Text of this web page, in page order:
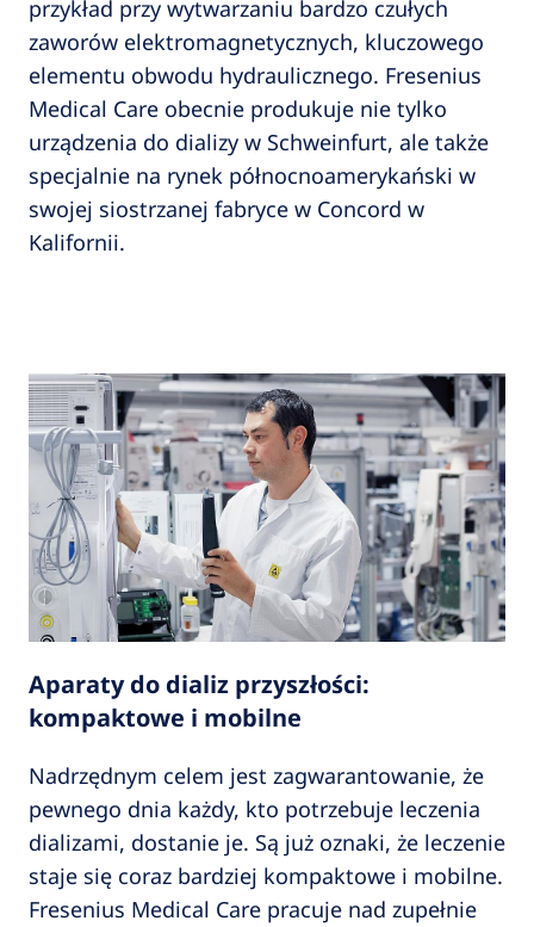
przykład przy wytwarzaniu bardzo czułych
zaworów elektromagnetycznych, kluczowego
elementu obwodu hydraulicznego. Fresenius
Medical Care obecnie produkuje nie tylko
urządzenia do dializy w Schweinfurt, ale także
specjalnie na rynek północnoamerykański w
swojej siostrzanej fabryce w Concord w
Kalifornii.
Aparaty do dializ przyszłości:
kompaktowe i mobilne
Nadrzędnym celem jest zagwarantowanie, że
pewnego dnia każdy, kto potrzebuje leczenia
dializami, dostanie je. Są już oznaki, że leczenie
staje się coraz bardziej kompaktowe i mobilne.
Fresenius Medical Care pracuje nad zupełnie